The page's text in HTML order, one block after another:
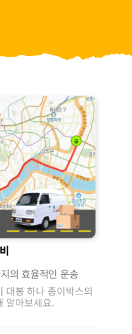
의 효율적인 운송
대봉 하나 종이박스의
알아보세요.